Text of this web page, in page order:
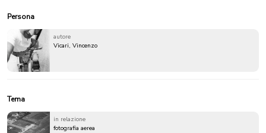
Persona
autore
Vicari, Vincenzo
Tema
in relazione
fotografia aerea